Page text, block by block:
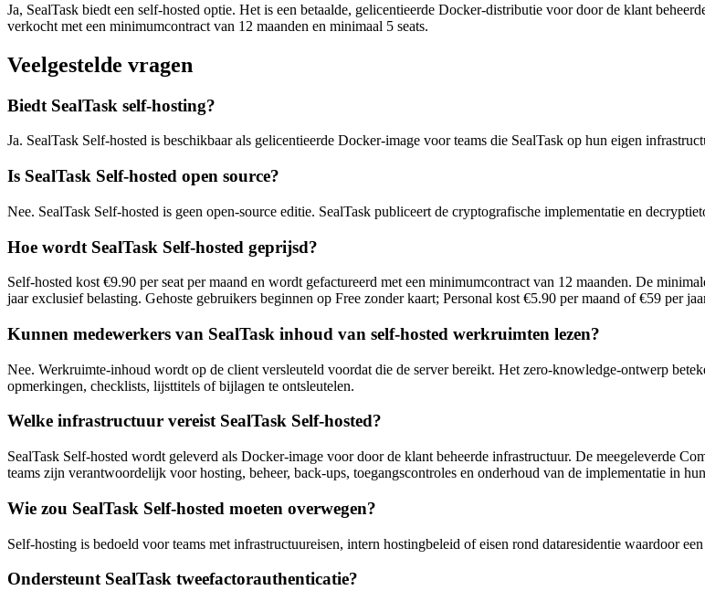
Ja, SealTask biedt een self-hosted optie. Het is een betaalde, gelicentieerde Docker-distributie voor door de klant
verkocht met een minimumcontract van 12 maanden en minimaal 5 seats.
Veelgestelde vragen
Biedt SealTask self-hosting?
Ja. SealTask Self-hosted is beschikbaar als gelicentieerde Docker-image voor teams die SealTask op hun eigen
Is SealTask Self-hosted open source?
Nee. SealTask Self-hosted is geen open-source editie. SealTask publiceert de cryptografische implementatie en
Hoe wordt SealTask Self-hosted geprijsd?
Self-hosted kost €9.90 per seat per maand en wordt gefactureerd met een minimumcontract van 12 maanden. De
jaar exclusief belasting. Gehoste gebruikers beginnen op Free zonder kaart; Personal kost €5.90 per maand of €59 per
Kunnen medewerkers van SealTask inhoud van self-hosted werkruimten lezen?
Nee. Werkruimte-inhoud wordt op de client versleuteld voordat die de server bereikt. Het zero-knowledge-ontwerp
opmerkingen, checklists, lijsttitels of bijlagen te ontsleutelen.
Welke infrastructuur vereist SealTask Self-hosted?
SealTask Self-hosted wordt geleverd als Docker-image voor door de klant beheerde infrastructuur. De meegeleverde
teams zijn verantwoordelijk voor hosting, beheer, back-ups, toegangscontroles en onderhoud van de implementatie in
Wie zou SealTask Self-hosted moeten overwegen?
Self-hosting is bedoeld voor teams met infrastructuureisen, intern hostingbeleid of eisen rond dataresidentie waardoor
Ondersteunt SealTask tweefactorauthenticatie?